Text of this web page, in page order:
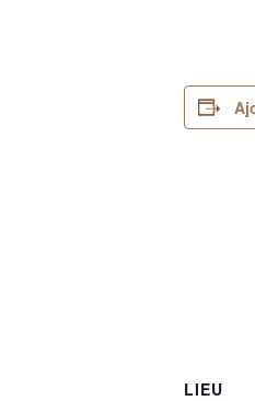
LIEU